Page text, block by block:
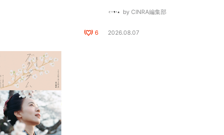
6
by CINRA編集部
2026.08.07